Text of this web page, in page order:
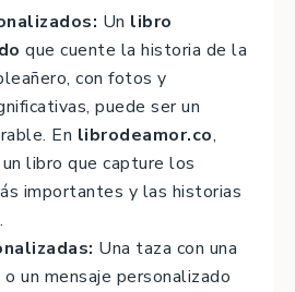
Un libro
que cuente la historia de la
con fotos y
puede ser un
En librodeamor.co,
libro que capture los
importantes y las historias
Una taza con una
un mensaje personalizado